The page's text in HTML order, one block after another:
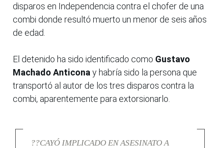
disparos en Independencia contra el chofer de una
combi donde resultó muerto un menor de seis años
de edad.
El detenido ha sido identificado como Gustavo
Machado Anticona y habría sido la persona que
transportó al autor de los tres disparos contra la
combi, aparentemente para extorsionarlo.
??CAYÓ IMPLICADO EN ASESINATO A